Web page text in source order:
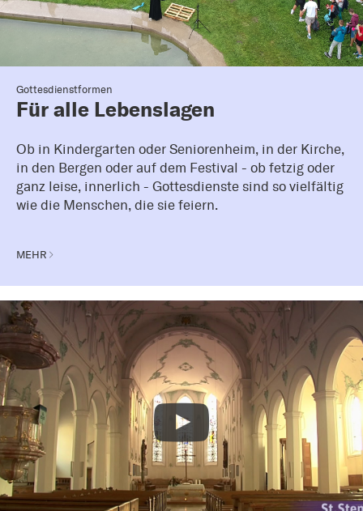
Gottesdienstformen
Für alle Lebenslagen
Ob in Kindergarten oder Seniorenheim, in der Kirche,
in den Bergen oder auf dem Festival - ob fetzig oder
ganz leise, innerlich - Gottesdienste sind so vielfältig
wie die Menschen, die sie feiern.
MEHR